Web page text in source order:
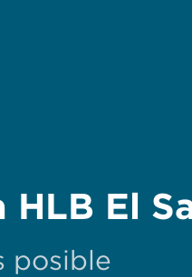
HLB El
posible